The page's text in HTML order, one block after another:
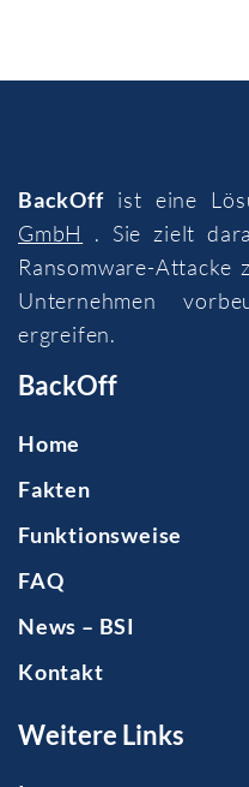
BackOffist eine
GmbH
. Sie zielt
Ransomware-
Unternehmen
ergreifen.
BackOff
Home
Fakten
Funktionsweise
FAQ
News – BSI
Kontakt
Weitere Links